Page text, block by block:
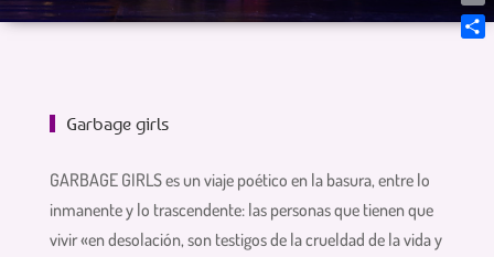
Garbage girls
GARBAGE GIRLS es un viaje poético en la basura, entre lo
inmanente y lo trascendente: las personas que tienen que
vivir «en desolación, son testigos de la crueldad de la vida y